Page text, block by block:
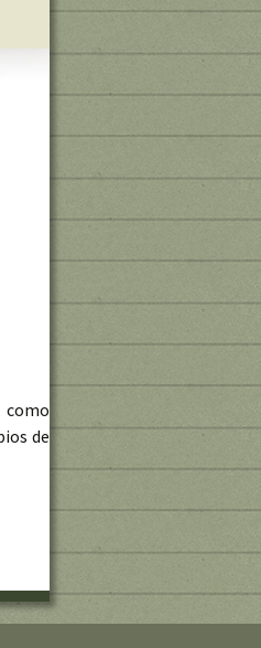
como
de
en ArcToolbox de ArcGIS